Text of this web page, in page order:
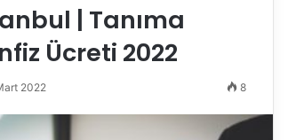
| Tanıma
Ücreti 2022
2022 8